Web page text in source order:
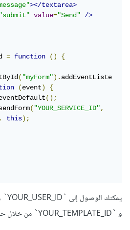
></textarea>
"submit" value="Send"
/>
= function () {
("myForm").addEventListe
(event)
{
();
sendForm("YOUR_SERVICE_ID",
, this);
و `YOUR_TEMPLATE_ID` من خلال حسابك في موقع EmailJS: